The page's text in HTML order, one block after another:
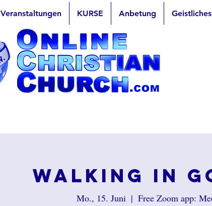
Veranstaltungen KURSE Anbetung
Walking in
Mo., 15. Juni
  |
Free Zoom app: